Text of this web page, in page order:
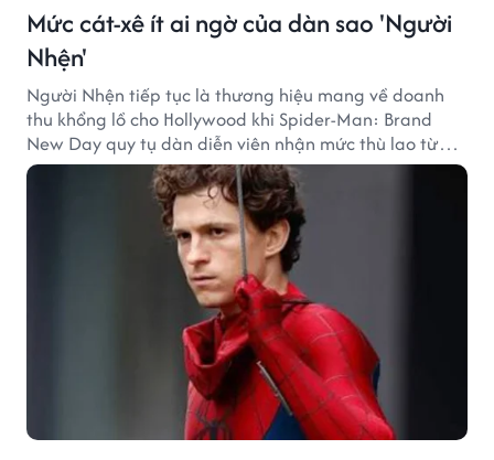
Mức cát-xê ít ai ngờ của dàn sao 'Người
Nhện'
Người Nhện tiếp tục là thương hiệu mang về doanh
thu khổng lồ cho Hollywood khi Spider-Man: Brand
New Day quy tụ dàn diễn viên nhận mức thù lao từ
hàng chục đến hàng trăm tỷ đồng. Thành công phòng
vé của bộ phim cũng giúp nhiều ngôi sao sở hữu khoản
thu nhập đáng mơ ước.